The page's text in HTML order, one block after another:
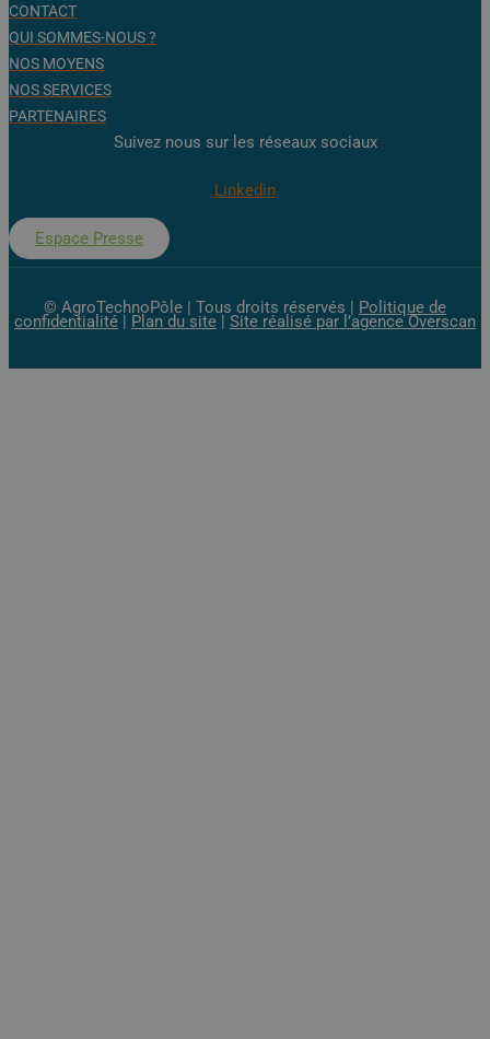
CONTACT
QUI SOMMES-NOUS ?
NOS MOYENS
NOS SERVICES
PARTENAIRES
Suivez nous sur les réseaux sociaux
Linkedin
Espace Presse
© AgroTechnoPôle | Tous droits réservés | Politique de
confidentialité | Plan du site | Site réalisé par l’agence Overscan